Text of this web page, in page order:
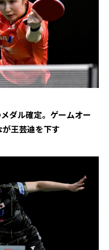
ダル確定。ゲームオー
王芸迪を下す